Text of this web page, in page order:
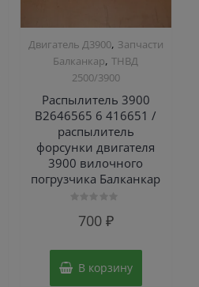
Двигатель Д3900, Запчасти
Балканкар,ТНВД
2500/3900
Распылитель 3900
B2646565 6 416651 /
распылитель
форсунки двигателя
3900 вилочного
погрузчика Балканкар
700 ₽
В корзину